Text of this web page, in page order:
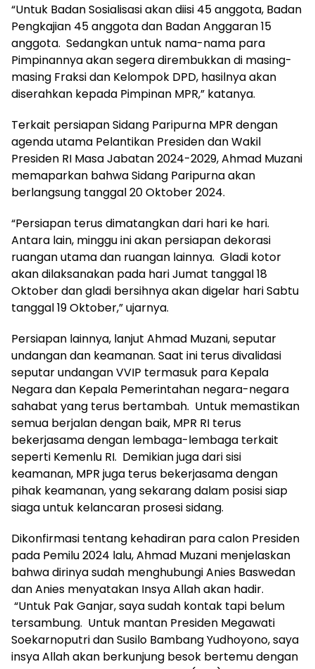
“Untuk Badan Sosialisasi akan diisi 45 anggota, Badan
Pengkajian 45 anggota dan Badan Anggaran 15
anggota. Sedangkan untuk nama-nama para
Pimpinannya akan segera dirembukkan di masing-
masing Fraksi dan Kelompok DPD, hasilnya akan
diserahkan kepada Pimpinan MPR,” katanya.
Terkait persiapan Sidang Paripurna MPR dengan
agenda utama Pelantikan Presiden dan Wakil
Presiden RI Masa Jabatan 2024-2029, Ahmad Muzani
memaparkan bahwa Sidang Paripurna akan
berlangsung tanggal 20 Oktober 2024.
“Persiapan terus dimatangkan dari hari ke hari.
Antara lain, minggu ini akan persiapan dekorasi
ruangan utama dan ruangan lainnya. Gladi kotor
akan dilaksanakan pada hari Jumat tanggal 18
Oktober dan gladi bersihnya akan digelar hari Sabtu
tanggal 19 Oktober,” ujarnya.
Persiapan lainnya, lanjut Ahmad Muzani, seputar
undangan dan keamanan. Saat ini terus divalidasi
seputar undangan VVIP termasuk para Kepala
Negara dan Kepala Pemerintahan negara-negara
sahabat yang terus bertambah. Untuk memastikan
semua berjalan dengan baik, MPR RI terus
bekerjasama dengan lembaga-lembaga terkait
seperti Kemenlu RI. Demikian juga dari sisi
keamanan, MPR juga terus bekerjasama dengan
pihak keamanan, yang sekarang dalam posisi siap
siaga untuk kelancaran prosesi sidang.
Dikonfirmasi tentang kehadiran para calon Presiden
pada Pemilu 2024 lalu, Ahmad Muzani menjelaskan
bahwa dirinya sudah menghubungi Anies Baswedan
dan Anies menyatakan Insya Allah akan hadir.
“Untuk Pak Ganjar, saya sudah kontak tapi belum
tersambung. Untuk mantan Presiden Megawati
Soekarnoputri dan Susilo Bambang Yudhoyono, saya
insya Allah akan berkunjung besok bertemu dengan